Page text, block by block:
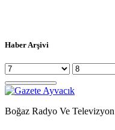
Haber Arşivi
Boğaz Radyo Ve Televizyon